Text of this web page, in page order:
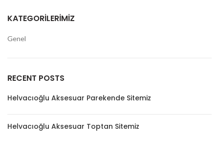
KATEGORILERIMIZ
Genel
RECENT POSTS
Helvacıoğlu Aksesuar Parekende Sitemiz
Helvacıoğlu Aksesuar Toptan Sitemiz